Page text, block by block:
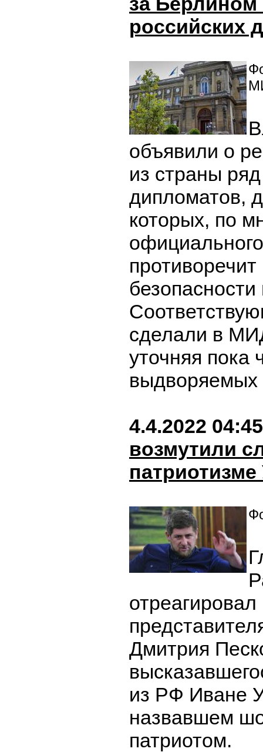
российских
объявили о
из страны
дипломатов,
которых, по
безопасности
сделали в
уточняя пока
выдворяемых
4.4.2022 04:45
возмутили
патриотизме
Дмитрия
из РФ Иване
назвавшем
патриотом.